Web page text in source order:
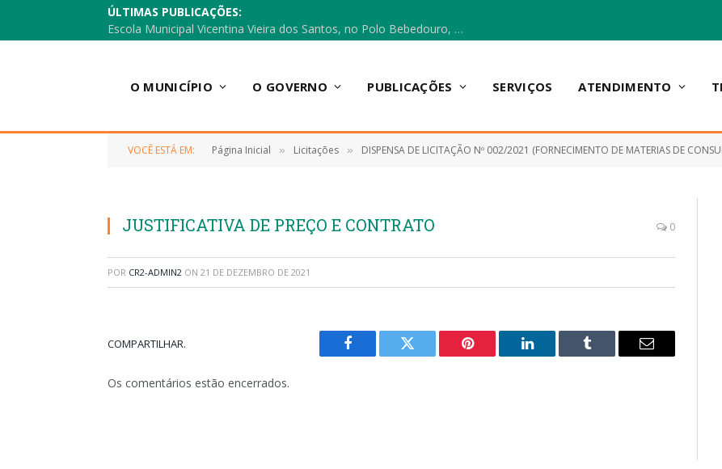
ÚLTIMAS PUBLICAÇÕES:
Escola Municipal Vicentina Vieira dos Santos, no Polo Bebedouro, recebeu materiais para a implantação do Cantinho da Leitura e da Sala Multidisciplinar.
O MUNICÍPIO O GOVERNO PUBLICAÇÕES SERVIÇOS ATENDIMENTO
VOCÊ ESTÁ EM: Página Inicial » Licitações » DISPENSA DE LICITAÇÃO Nº 002/2021 (FORNECIMENTO DE MATERIAS DE CONSUMO (EXPEDIENTE E
JUSTIFICATIVA DE PREÇO E CONTRATO 0
POR CR2-ADMIN2 ON 21 DE DEZEMBRO DE 2021
COMPARTILHAR.
Facebook Twitter Pinterest LinkedIn Tumblr
E-
Os comentários estão encerrados.